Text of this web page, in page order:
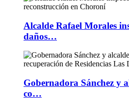
Alcalde Rafael Morales
daños…
Gobernadora Sánchez y
co…